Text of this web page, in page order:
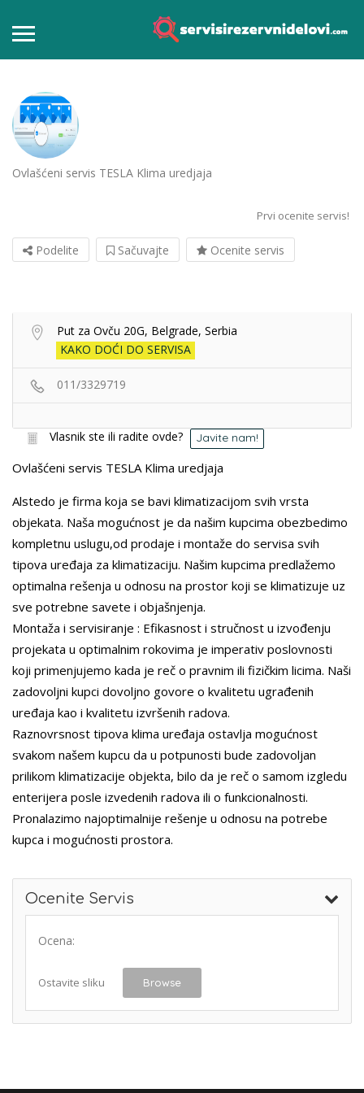
Ovlašćeni servis TESLA Klima uredjaja
Prvi ocenite servis!
Podelite Sačuvajte Ocenite servis
Put za Ovču 20G, Belgrade, Serbia
KAKO DOĆI DO SERVISA
011/3329719
Vlasnik ste ili radite ovde? Javite nam!
Ovlašćeni servis TESLA Klima uredjaja
Alstedo je firma koja se bavi klimatizacijom svih vrsta
objekata. Naša mogućnost je da našim kupcima obezbedimo
kompletnu uslugu,od prodaje i montaže do servisa svih
tipova uređaja za klimatizaciju. Našim kupcima predlažemo
optimalna rešenja u odnosu na prostor koji se klimatizuje uz
sve potrebne savete i objašnjenja.
Montaža i servisiranje : Efikasnost i stručnost u izvođenju
projekata u optimalnim rokovima je imperativ poslovnosti
koji primenjujemo kada je reč o pravnim ili fizičkim licima. Naši
zadovoljni kupci dovoljno govore o kvalitetu ugrađenih
uređaja kao i kvalitetu izvršenih radova.
Raznovrsnost tipova klima uređaja ostavlja mogućnost
svakom našem kupcu da u potpunosti bude zadovoljan
prilikom klimatizacije objekta, bilo da je reč o samom izgledu
enterijera posle izvedenih radova ili o funkcionalnosti.
Pronalazimo najoptimalnije rešenje u odnosu na potrebe
kupca i mogućnosti prostora.
Ocenite Servis
Ocena:
Ostavite sliku Browse